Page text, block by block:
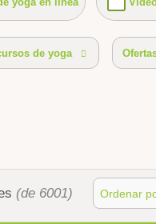
específicos ofertas
de yoga
(de 6001) Ordenar